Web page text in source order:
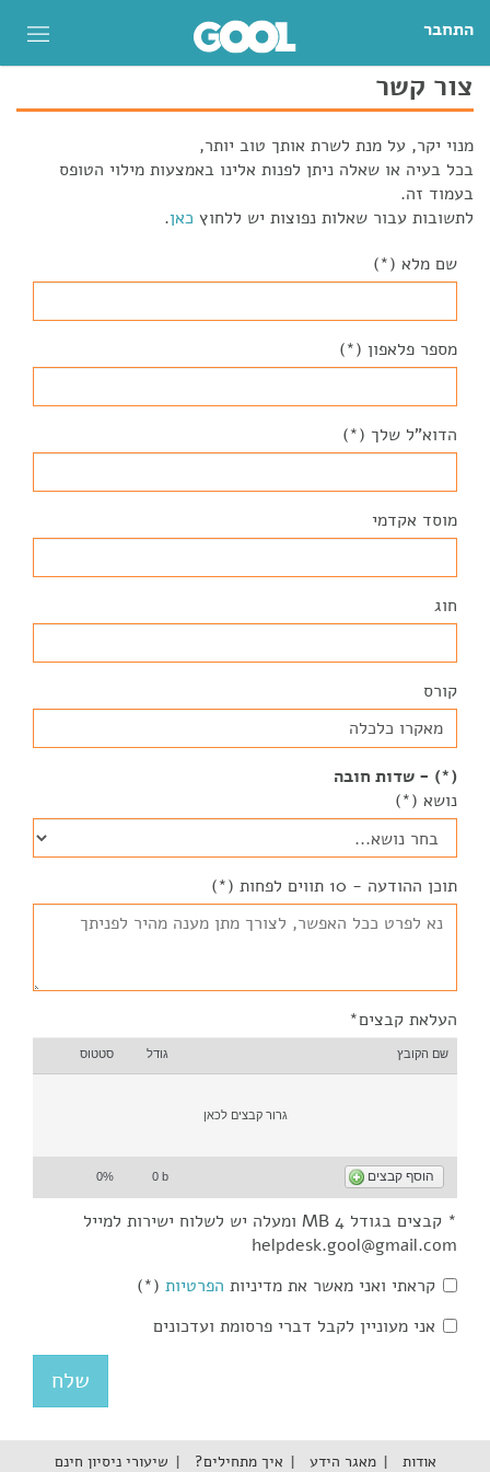
התחבר
צור קשר
מנוי יקר, על מנת לשרת אותך טוב יותר,
בכל בעיה או שאלה ניתן לפנות אלינו באמצעות מילוי הטופס
בעמוד זה.
לתשובות עבור שאלות נפוצות יש ללחוץ כאן.
שם מלא (*)
מספר פלאפון (*)
הדוא"ל שלך (*)
מוסד אקדמי
חוג
קורס
(*) - שדות חובה
נושא (*)
תוכן ההודעה - 10 תווים לפחות (*)
העלאת קבצים*
שם הקובץ סטטוס גודל
גרור קבצים לכאן
הוסף קבצים 0% 0 b
* קבצים בגודל 4 MB ומעלה יש לשלוח ישירות למייל
helpdesk.gool@gmail.com
קראתי ואני מאשר את מדיניות הפרטיות (*)
אני מעוניין לקבל דברי פרסומת ועדכונים
אודות מאגר הידע איך מתחילים? שיעורי ניסיון חינם